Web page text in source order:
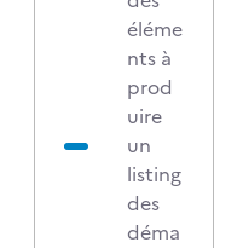
éléme
nts à
prod
uire
un
listing
des
déma